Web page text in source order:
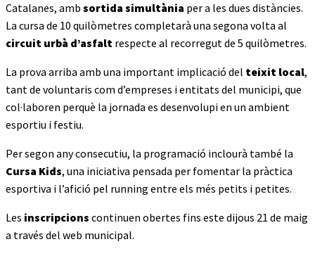
Catalanes, amb sortida simultània per a les dues distàncies.
La cursa de 10 quilòmetres completarà una segona volta al
circuit urbà d’asfalt respecte al recorregut de 5 quilòmetres.
La prova arriba amb una important implicació del teixit local,
tant de voluntaris com d’empreses i entitats del municipi, que
col·laboren perquè la jornada es desenvolupi en un ambient
esportiu i festiu.
Per segon any consecutiu, la programació inclourà també la
Cursa Kids, una iniciativa pensada per fomentar la pràctica
esportiva i l’afició pel running entre els més petits i petites.
Les inscripcions continuen obertes fins este dijous 21 de maig
a través del web municipal.